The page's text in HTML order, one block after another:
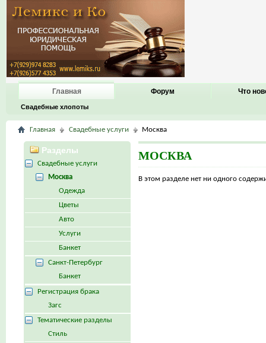
Главная
Свадебные хлопоты
Форум Что
Главная Свадебные услуги Москва
МОСКВА
В этом разделе нет ни одного
Разделы
Свадебные услуги
Москва
Одежда
Цветы
Авто
Услуги
Банкет
Санкт-Петербург
Банкет
Регистрация брака
Загс
Тематические разделы
Стиль